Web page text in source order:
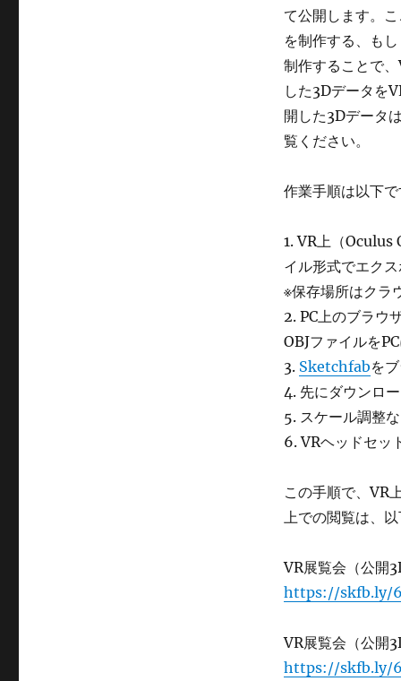
て公開します。
を制作する、も
制作することで
した3Dデータを
開した3Dデータ
覧ください。
作業手順は以下
1. VR上（Oculus
イル形式でエク
※保存場所はクラ
2. PC上のブラ
OBJファイルを
3. Sketchfabを
4. 先にダウンロ
5. スケール調整
6. VRヘッドセッ
この手順で、VR
上での閲覧は、
VR展覧会（公開
https://skfb.ly/
VR展覧会（公開
https://skfb.ly/